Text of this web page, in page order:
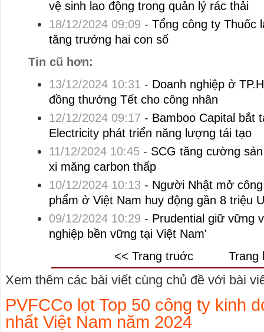
vệ sinh lao động trong quản lý rác thải
18/12/2024 09:09 - Tổng công ty Thuốc
tăng trưởng hai con số
Tin cũ hơn:
13/12/2024 10:31 - Doanh nghiệp ở
đồng thưởng Tết cho công nhân
12/12/2024 09:17 - Bamboo Capital bắt
Electricity phát triển năng lượng tái tạo
11/12/2024 10:45- SCG tăng cường
xi măng carbon thấp
10/12/2024 10:13 - Người Nhật mở
phẩm ở Việt Nam huy động gần 8 triệu
09/12/2024 10:29 - Prudential giữ vững
nghiệp bền vững tại Việt Nam'
<< Trang truớc
Trang
Xem thêm các bài viết cùng chủ đề với bài
PVFCCo lọt Top 50 công ty kinh
nhất Việt Nam năm 2024